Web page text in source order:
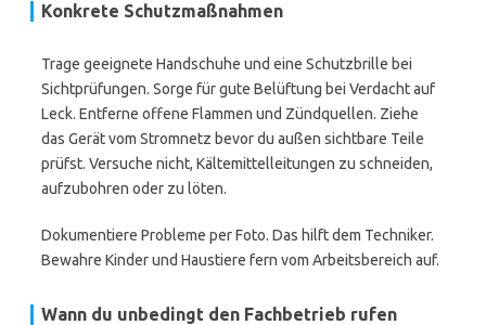
Konkrete Schutzmaßnahmen
Trage geeignete Handschuhe und eine Schutzbrille bei
Sichtprüfungen. Sorge für gute Belüftung bei Verdacht auf
Leck. Entferne offene Flammen und Zündquellen. Ziehe
das Gerät vom Stromnetz bevor du außen sichtbare Teile
prüfst. Versuche nicht, Kältemittelleitungen zu schneiden,
aufzubohren oder zu löten.
Dokumentiere Probleme per Foto. Das hilft dem Techniker.
Bewahre Kinder und Haustiere fern vom Arbeitsbereich auf.
Wann du unbedingt den Fachbetrieb rufen